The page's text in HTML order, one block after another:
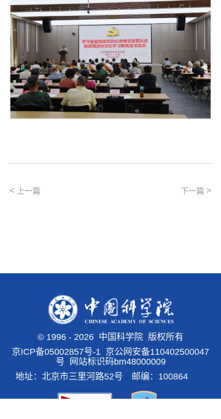
< 上一篇 下一篇 >
© 1996 - 2026 中国科学院 版权所有
京ICP备05002857号-1 京公网安备110402500047
号 网站标识码bm48000009
地址：北京市三里河路52号 邮编：100864